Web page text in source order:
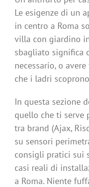
Le esigenze di un
in centro a Roma
villa con giardino
sbagliato significa
necessario, o
che i ladri
In questa sezione
quello che ti serve
tra brand (Ajax,
su sensori
consigli pratici sui
casi reali di
a Roma. Niente